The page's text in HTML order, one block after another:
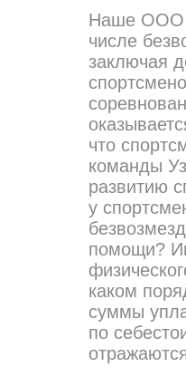
Наше ООО
числе
заключая
что
команды
развитию
у
помощи?
каком
суммы
по